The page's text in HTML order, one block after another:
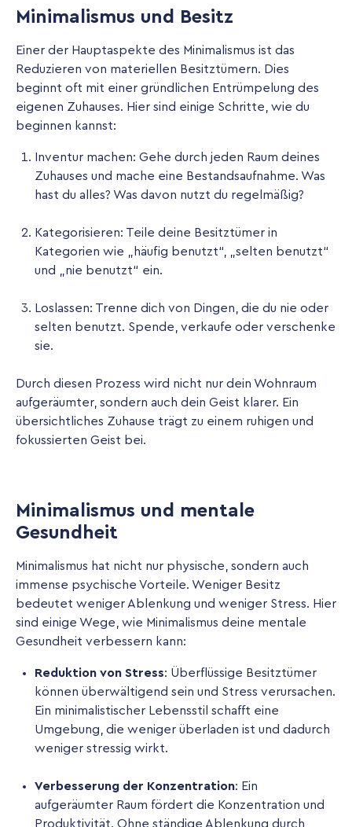
Minimalismus und Besitz
Einer der Hauptaspekte des Minimalismus ist das
Reduzieren von materiellen Besitztümern. Dies
beginnt oft mit einer gründlichen Entrümpelung des
eigenen Zuhauses. Hier sind einige Schritte, wie du
beginnen kannst:
Inventur machen: Gehe durch jeden Raum deines
Zuhauses und mache eine Bestandsaufnahme. Was
hast du alles? Was davon nutzt du regelmäßig?
Kategorisieren: Teile deine Besitztümer in
Kategorien wie „häufig benutzt“, „selten benutzt“
und „nie benutzt“ ein.
Loslassen: Trenne dich von Dingen, die du nie oder
selten benutzt. Spende, verkaufe oder verschenke
sie.
Durch diesen Prozess wird nicht nur dein Wohnraum
aufgeräumter, sondern auch dein Geist klarer. Ein
übersichtliches Zuhause trägt zu einem ruhigen und
fokussierten Geist bei.
Minimalismus und mentale
Gesundheit
Minimalismus hat nicht nur physische, sondern auch
immense psychische Vorteile. Weniger Besitz
bedeutet weniger Ablenkung und weniger Stress. Hier
sind einige Wege, wie Minimalismus deine mentale
Gesundheit verbessern kann:
Reduktion von Stress: Überflüssige Besitztümer
können überwältigend sein und Stress verursachen.
Ein minimalistischer Lebensstil schafft eine
Umgebung, die weniger überladen ist und dadurch
weniger stressig wirkt.
Verbesserung der Konzentration: Ein
aufgeräumter Raum fördert die Konzentration und
Produktivität. Ohne ständige Ablenkung durch